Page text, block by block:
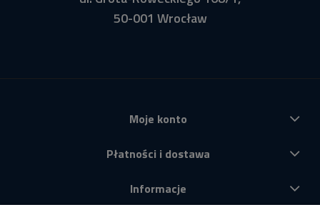
50-001 Wrocław
Moje konto
Płatności i dostawa
Informacje